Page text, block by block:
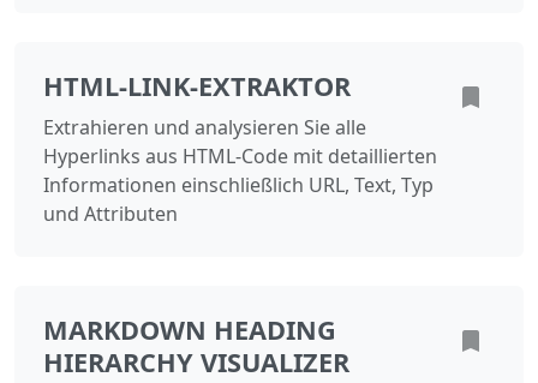
HTML-LINK-EXTRAKTOR
Extrahieren und analysieren Sie alle
Hyperlinks aus HTML-Code mit detaillierten
Informationen einschließlich URL, Text, Typ
und Attributen
MARKDOWN HEADING
HIERARCHY VISUALIZER